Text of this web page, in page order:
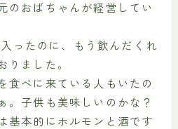
のおばちゃんが経営してい
ったのに、もう飲んだくれ
りました。
食べに来ている人もいたの
。子供も美味しいのかな？
基本的にホルモンと酒です